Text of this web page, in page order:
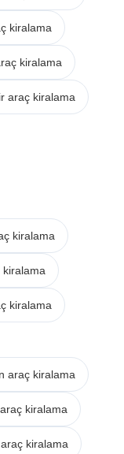
kiralama
kiralama
araç kiralama
kiralama
kiralama
kiralama
araç kiralama
kiralama
araç kiralama